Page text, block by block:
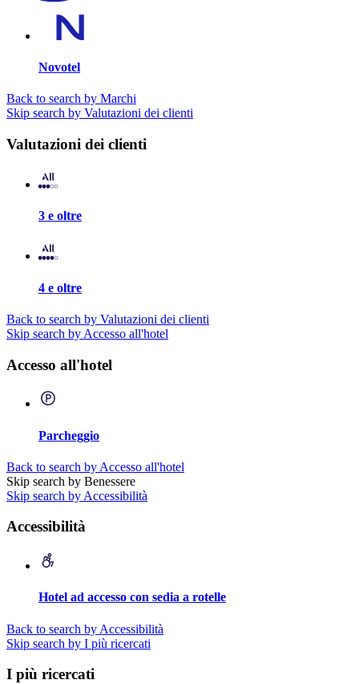
Novotel
Back to search by Marchi
Skip search by Valutazioni dei clienti
Valutazioni dei clienti
3 e oltre
4 e oltre
Back to search by Valutazioni dei clienti
Skip search by Accesso all'hotel
Accesso all'hotel
Parcheggio
Back to search by Accesso all'hotel
Skip search by Benessere
Skip search by Accessibilità
Accessibilità
Hotel ad accesso con sedia a rotelle
Back to search by Accessibilità
Skip search by I più ricercati
I più ricercati